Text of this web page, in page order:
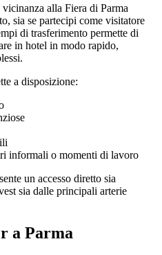
alla Fiera di Parma
sia se partecipi come visitatore
di trasferimento permette di
in hotel in modo rapido,
a disposizione:
informali o momenti di lavoro
un accesso diretto sia
sia dalle principali arterie
a Parma